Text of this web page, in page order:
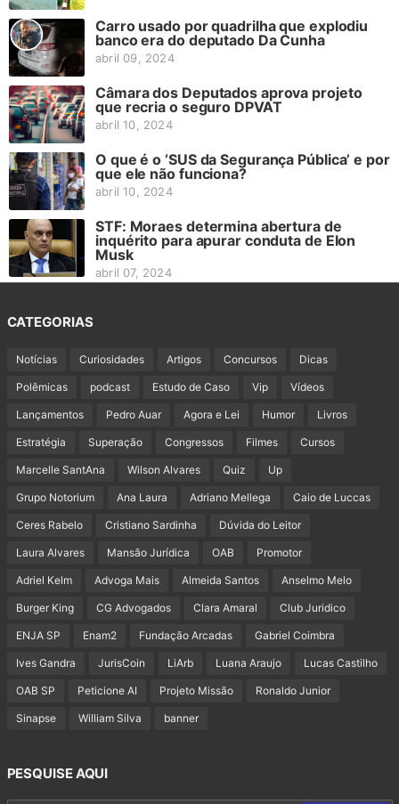
Carro usado por quadrilha que explodiu
banco era do deputado Da Cunha
abril 09, 2024
Câmara dos Deputados aprova projeto
que recria o seguro DPVAT
abril 10, 2024
O que é o ‘SUS da Segurança Pública’ e por
que ele não funciona?
abril 10, 2024
STF: Moraes determina abertura de
inquérito para apurar conduta de Elon
Musk
abril 07, 2024
CATEGORIAS
Notícias Curiosidades Artigos Concursos Dicas
Polêmicas podcast Estudo de Caso Vip Vídeos
Lançamentos Pedro Auar Agora e Lei Humor Livros
Estratégia Superação Congressos Filmes Cursos
Marcelle SantAna Wilson Alvares Quiz Up
Grupo Notorium Ana Laura Adriano Mellega Caio de Luccas
Ceres Rabelo Cristiano Sardinha Dúvida do Leitor
Laura Alvares Mansão Jurídica OAB Promotor
Adriel Kelm Advoga Mais Almeida Santos Anselmo Melo
Burger King CG Advogados Clara Amaral Club Juridico
ENJA SP Enam2 Fundação Arcadas Gabriel Coimbra
Ives Gandra JurisCoin LiArb Luana Araujo Lucas Castilho
OAB SP Peticione AI Projeto Missão Ronaldo Junior
Sinapse William Silva banner
PESQUISE AQUI